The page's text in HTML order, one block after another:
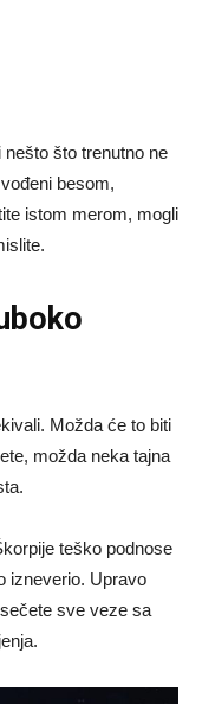
što trenutno ne
besom,
istom merom, mogli
Možda će to biti
možda neka tajna
teško podnose
izneverio. Upravo
sve veze sa